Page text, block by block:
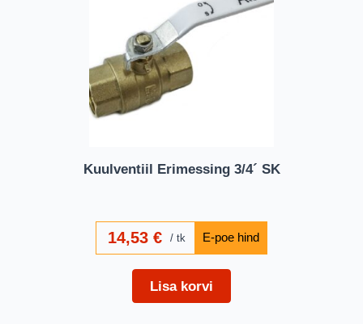
Kuulventiil Erimessing 3/4´ SK
14,53 € tk
Lisa korvi